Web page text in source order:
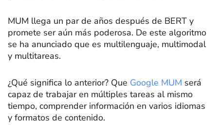
MUM llega un par de años después de BERT y
promete ser aún más poderosa. De este algoritmo
se ha anunciado que es multilenguaje, multimodal
y multitareas.
¿Qué significa lo anterior? Que Google MUM será
capaz de trabajar en múltiples tareas al mismo
tiempo, comprender información en varios idiomas
y formatos de contenido.